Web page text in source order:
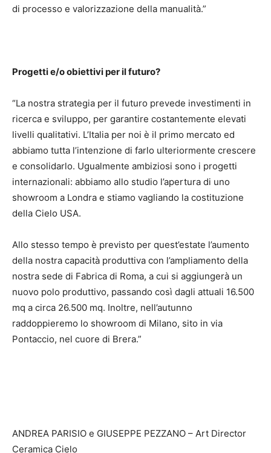
di processo e valorizzazione della manualità.”
Progetti e/o obiettivi per il futuro?
“La nostra strategia per il futuro prevede investimenti in
ricerca e sviluppo, per garantire costantemente elevati
livelli qualitativi. L’Italia per noi è il primo mercato ed
abbiamo tutta l’intenzione di farlo ulteriormente crescere
e consolidarlo. Ugualmente ambiziosi sono i progetti
internazionali: abbiamo allo studio l’apertura di uno
showroom a Londra e stiamo vagliando la costituzione
della Cielo USA.
Allo stesso tempo è previsto per quest’estate l’aumento
della nostra capacità produttiva con l’ampliamento della
nostra sede di Fabrica di Roma, a cui si aggiungerà un
nuovo polo produttivo, passando così dagli attuali 16.500
mq a circa 26.500 mq. Inoltre, nell’autunno
raddoppieremo lo showroom di Milano, sito in via
Pontaccio, nel cuore di Brera.”
ANDREA PARISIO e GIUSEPPE PEZZANO – Art Director
Ceramica Cielo